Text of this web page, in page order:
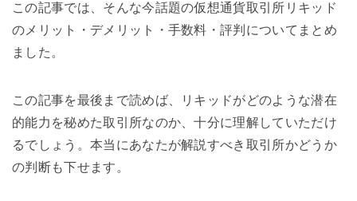
この記事では、そんな今話題の仮想通貨取引所リキッド
のメリット・デメリット・手数料・評判についてまとめ
ました。
この記事を最後まで読めば、リキッドがどのような潜在
的能力を秘めた取引所なのか、十分に理解していただけ
るでしょう。本当にあなたが解説すべき取引所かどうか
の判断も下せます。